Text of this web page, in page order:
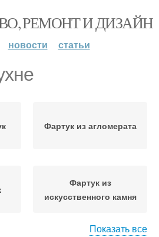
РЕМОНТ И ДИЗАЙН
новости статьи
Фартук из агломерата
Фартук из
искусственного камня
Показать все